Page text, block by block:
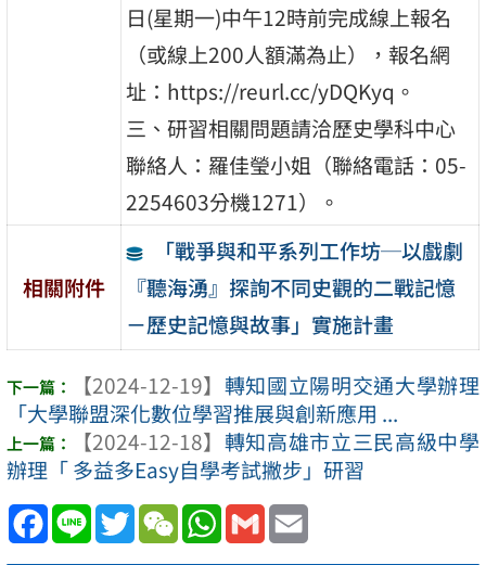
日(星期一)中午12時前完成線上報名
（或線上200人額滿為止），報名網
址：https://reurl.cc/yDQKyq。
三、研習相關問題請洽歷史學科中心
聯絡人：羅佳瑩小姐（聯絡電話：05-
2254603分機1271）。
相關附件
「戰爭與和平系列工作坊─以戲劇
『聽海湧』探詢不同史觀的二戰記憶
－歷史記憶與故事」實施計畫
【2024-12-19】 轉知國立陽明交通大學辦理
「大學聯盟深化數位學習推展與創新應用 ...
【2024-12-18】 轉知高雄市立三民高級中學
辦理「 多益多Easy自學考試撇步」研習
Facebook
Line TwitterWeChatWhatsApp
Gmail